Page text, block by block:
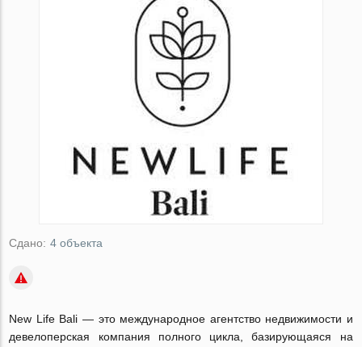
Сдано: 4 объекта
New Life Bali — это международное агентство недвижимости и
девелоперская компания полного цикла, базирующаяся на